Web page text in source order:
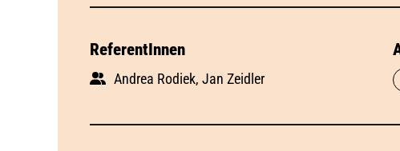
ReferentInnen
Andrea Rodiek, Jan Zeidler